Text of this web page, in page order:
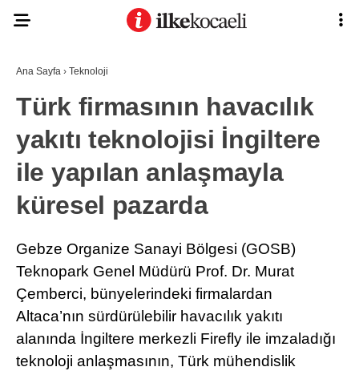
Anasayfa
Gizlilik Politikası
Gizlilik Politikası
Hesabım
İletişim
Kişisel Verilerin Korunması
ASAYIŞ
GÜNDEM
EKONOMI
SPOR
MAGAZIN
SAĞLIK
Ana Sayfa › Teknoloji
Türk firmasının havacılık
yakıtı teknolojisi İngiltere
ile yapılan anlaşmayla
küresel pazarda
Gebze Organize Sanayi Bölgesi (GOSB)
Teknopark Genel Müdürü Prof. Dr. Murat
Çemberci, bünyelerindeki firmalardan
Altaca’nın sürdürülebilir havacılık yakıtı
alanında İngiltere merkezli Firefly ile imzaladığı
teknoloji anlaşmasının, Türk mühendislik